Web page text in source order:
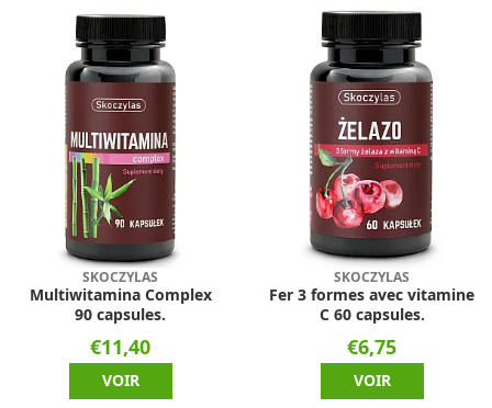
SKOCZYLAS
Multiwitamina Complex
90 capsules.
€11,40
VOIR
SKOCZYLAS
Fer 3 formes avec vitamine
C 60 capsules.
€6,75
VOIR